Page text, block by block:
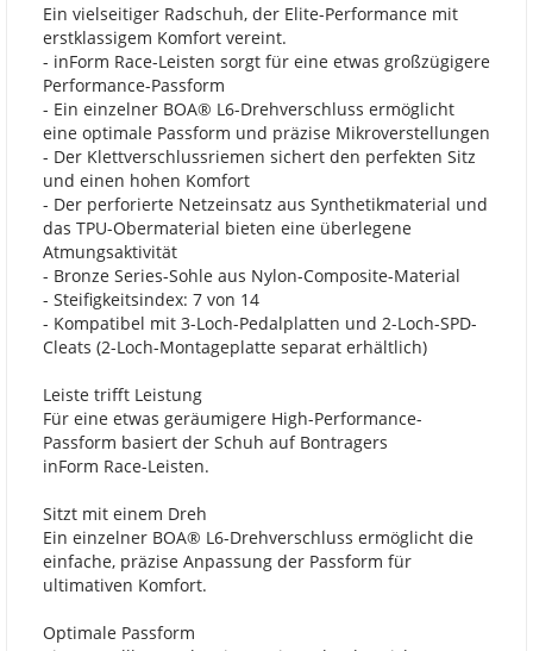
Ein vielseitiger Radschuh, der Elite-Performance mit
erstklassigem Komfort vereint.
- inForm Race-Leisten sorgt für eine etwas großzügigere
Performance-Passform
- Ein einzelner BOA® L6-Drehverschluss ermöglicht
eine optimale Passform und präzise Mikroverstellungen
- Der Klettverschlussriemen sichert den perfekten Sitz
und einen hohen Komfort
- Der perforierte Netzeinsatz aus Synthetikmaterial und
das TPU-Obermaterial bieten eine überlegene
Atmungsaktivität
- Bronze Series-Sohle aus Nylon-Composite-Material
- Steifigkeitsindex: 7 von 14
- Kompatibel mit 3-Loch-Pedalplatten und 2-Loch-SPD-
Cleats (2-Loch-Montageplatte separat erhältlich)
Leiste trifft Leistung
Für eine etwas geräumigere High-Performance-
Passform basiert der Schuh auf Bontragers
inForm Race-Leisten.
Sitzt mit einem Dreh
Ein einzelner BOA® L6-Drehverschluss ermöglicht die
einfache, präzise Anpassung der Passform für
ultimativen Komfort.
Optimale Passform